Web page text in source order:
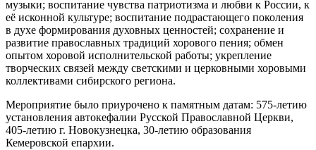
музыки; воспитание чувства патриотизма и любви к России, к
её исконной культуре; воспитание подрастающего поколения
в духе формирования духовных ценностей; сохранение и
развитие православных традиций хорового пения; обмен
опытом хоровой исполнительской работы; укрепление
творческих связей между светскими и церковными хоровыми
коллективами сибирского региона.
Мероприятие было приурочено к памятным датам: 575-летию
установления автокефалии Русской Православной Церкви,
405-летию г. Новокузнецка, 30-летию образования
Кемеровской епархии.